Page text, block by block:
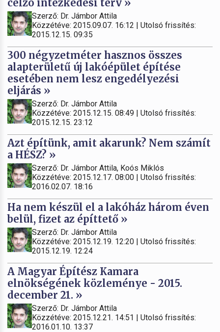
célzó intézkedési terv »
Szerző: Dr. Jámbor Attila
Közzétéve: 2015.09.07. 16:12 | Utolsó frissítés:
2015.12.15. 09:35
300 négyzetméter hasznos összes
alapterületű új lakóépület építése
esetében nem lesz engedélyezési
eljárás »
Szerző: Dr. Jámbor Attila
Közzétéve: 2015.12.15. 08:49 | Utolsó frissítés:
2015.12.15. 23:12
Azt építünk, amit akarunk? Nem számít
a HÉSZ? »
Szerző: Dr. Jámbor Attila, Koós Miklós
Közzétéve: 2015.12.17. 08:00 | Utolsó frissítés:
2016.02.07. 18:16
Ha nem készül el a lakóház három éven
belül, fizet az építtető »
Szerző: Dr. Jámbor Attila
Közzétéve: 2015.12.19. 12:20 | Utolsó frissítés:
2015.12.19. 12:24
A Magyar Építész Kamara
elnökségének közleménye - 2015.
december 21. »
Szerző: Dr. Jámbor Attila
Közzétéve: 2015.12.21. 14:51 | Utolsó frissítés:
2016.01.10. 13:37